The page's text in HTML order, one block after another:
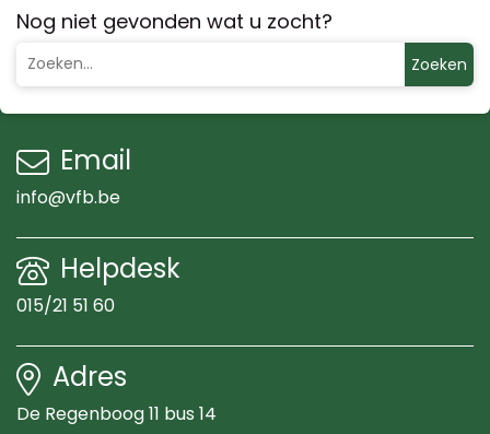
Nog niet gevonden wat u zocht?
Zoeken
Email
info@vfb.be
Helpdesk
015/21 51 60
Adres
De Regenboog 11 bus 14